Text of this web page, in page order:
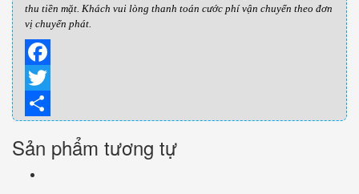
thu tiền mặt. Khách vui lòng thanh toán cước phí vận chuyển theo đơn
vị chuyển phát.
Facebook
Twitter
Sản phẩm tương tự